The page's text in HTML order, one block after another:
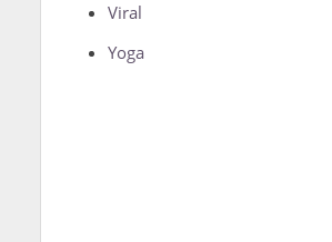
Viral
Yoga